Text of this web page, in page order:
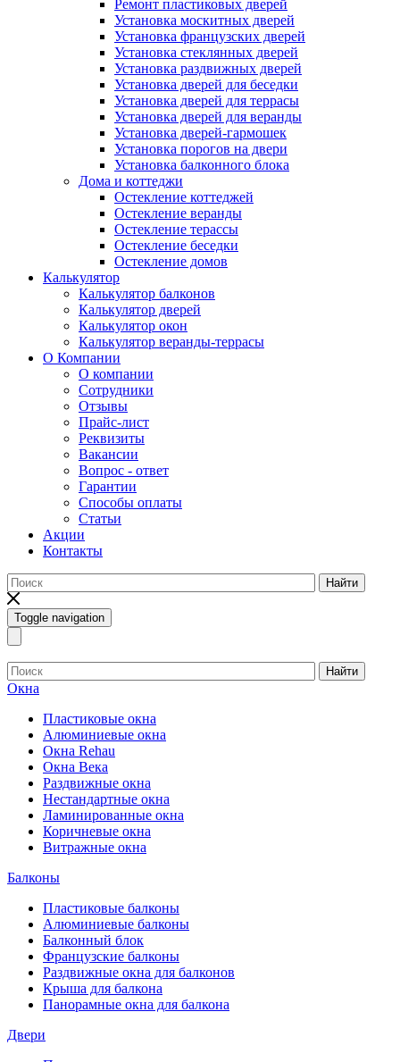
Ремонт пластиковых дверей
Установка москитных дверей
Установка французских дверей
Установка стеклянных дверей
Установка раздвижных дверей
Установка дверей для беседки
Установка дверей для террасы
Установка дверей для веранды
Установка дверей-гармошек
Установка порогов на двери
Установка балконного блока
Дома и коттеджи
Остекление коттеджей
Остекление веранды
Остекление терассы
Остекление беседки
Остекление домов
Калькулятор
Калькулятор балконов
Калькулятор дверей
Калькулятор окон
Калькулятор веранды-террасы
О Компании
О компании
Сотрудники
Отзывы
Прайс-лист
Реквизиты
Вакансии
Вопрос - ответ
Гарантии
Способы оплаты
Статьи
Акции
Контакты
Найти
Toggle navigation
Найти
Окна
Пластиковые окна
Алюминиевые окна
Окна Rehau
Окна Века
Раздвижные окна
Нестандартные окна
Ламинированные окна
Коричневые окна
Витражные окна
Балконы
Пластиковые балконы
Алюминиевые балконы
Балконный блок
Французские балконы
Раздвижные окна для балконов
Крыша для балкона
Панорамные окна для балкона
Двери